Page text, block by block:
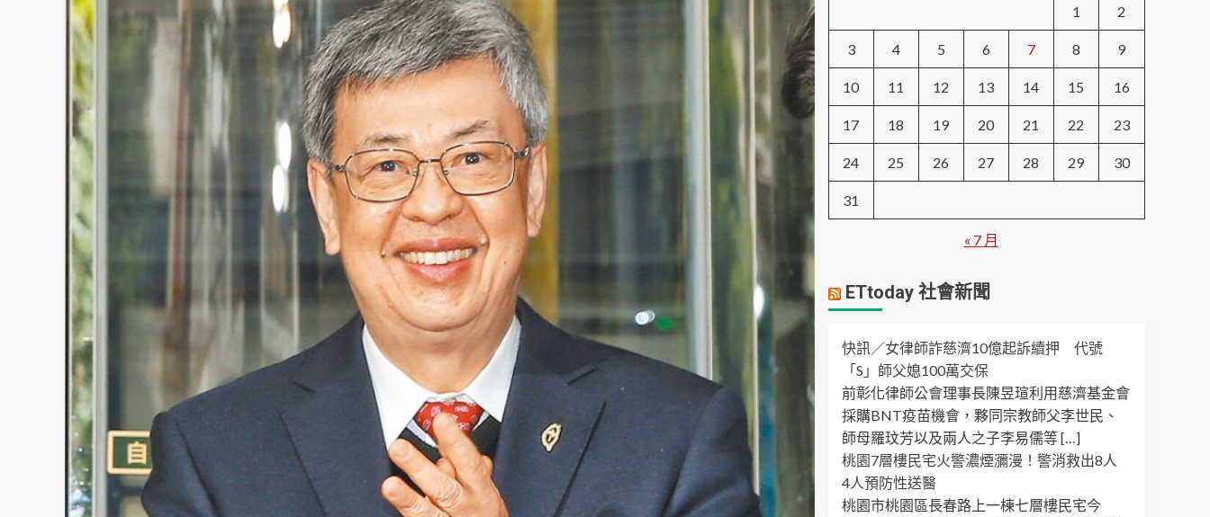
1
2
3 4 5 6 7 8 9
10 11 12 13 14 15 16
17 18 19 20 21 22 23
24 25 26 27 28 29 30
31
« 7 月
ETtoday 社會新聞
快訊／女律師詐慈濟10億起訴續押 代號
「S」師父媳100萬交保
前彰化律師公會理事長陳昱瑄利用慈濟基金會
採購BNT疫苗機會，夥同宗教師父李世民、
師母羅玟芳以及兩人之子李易儒等 […]
桃園7層樓民宅火警濃煙瀰漫！警消救出8人
4人預防性送醫
桃園市桃園區長春路上一棟七層樓民宅今